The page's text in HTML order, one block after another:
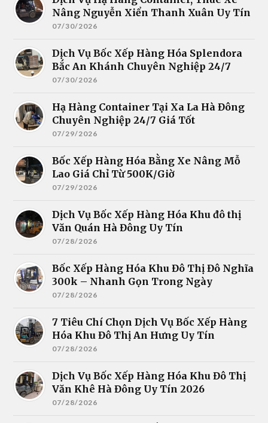
Nâng Nguyễn Xiển Thanh Xuân Uy Tín
07/30/2026
Dịch Vụ Bốc Xếp Hàng Hóa Splendora
Bắc An Khánh Chuyên Nghiệp 24/7
07/30/2026
Hạ Hàng Container Tại Xa La Hà Đông
Chuyên Nghiệp 24/7 Giá Tốt
07/29/2026
Bốc Xếp Hàng Hóa Bằng Xe Nâng Mỗ
Lao Giá Chỉ Từ 500K/Giờ
07/29/2026
Dịch Vụ Bốc Xếp Hàng Hóa Khu đô thị
Văn Quán Hà Đông Uy Tín
07/28/2026
Bốc Xếp Hàng Hóa Khu Đô Thị Đô Nghĩa
300k – Nhanh Gọn Trong Ngày
07/28/2026
7 Tiêu Chí Chọn Dịch Vụ Bốc Xếp Hàng
Hóa Khu Đô Thị An Hưng Uy Tín
07/28/2026
Dịch Vụ Bốc Xếp Hàng Hóa Khu Đô Thị
Văn Khê Hà Đông Uy Tín 2026
07/28/2026